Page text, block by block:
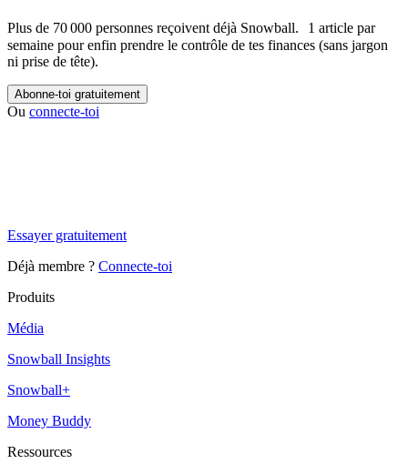
Plus de 70 000 personnes reçoivent déjà Snowball. 1 article par
semaine pour enfin prendre le contrôle de tes finances (sans jargon
ni prise de tête).
Abonne-toi gratuitement
Ou connecte-toi
Essayer gratuitement
Déjà membre ? Connecte-toi
Produits
Média
Snowball Insights
Snowball+
Money Buddy
Ressources